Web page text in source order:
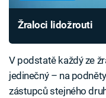
Žraloci lidožrouti
V podstatě každý ze
jedinečný – na
zástupců stejného